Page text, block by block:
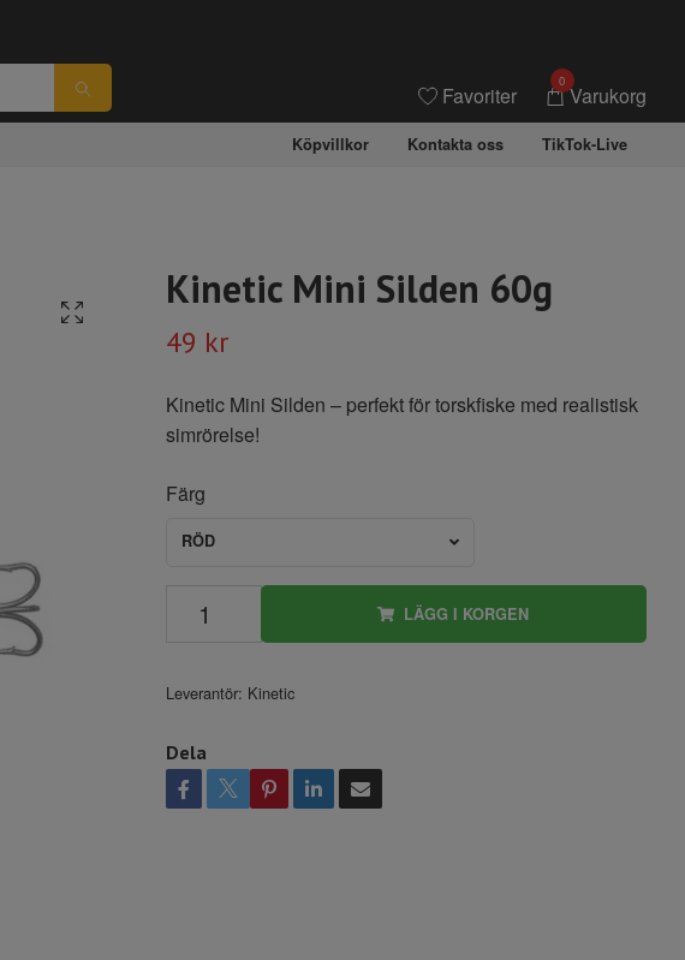
Favoriter
0
Varukorg
Köpvillkor Kontakta oss TikTok-Live
Kinetic Mini Silden 60g
49 kr
Kinetic Mini Silden – perfekt för torskfiske med realistisk
simrörelse!
Färg
RÖD
LÄGG I KORGEN
Leverantör: Kinetic
Dela